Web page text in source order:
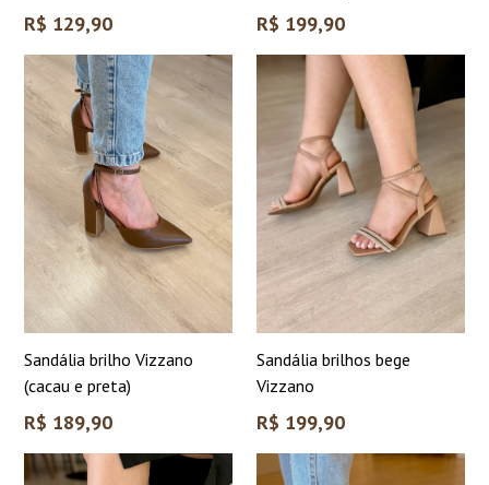
Preço
R$ 129,90
Preço
R$ 199,90
Sandália brilho Vizzano
(cacau e preta)
Preço
R$ 189,90
Sandália brilhos bege
Vizzano
Preço
R$ 199,90